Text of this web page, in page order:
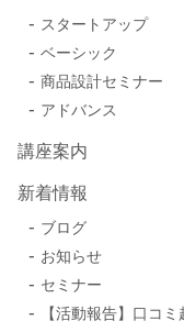
スタートアップ
ベーシック
商品設計セミナー
アドバンス
講座案内
新着情報
ブログ
お知らせ
セミナー
【活動報告】口コ